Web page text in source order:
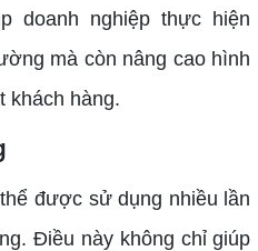
doanh nghiệp thực hiện
mà còn nâng cao hình
khách hàng.
được sử dụng nhiều lần
Điều này không chỉ giúp